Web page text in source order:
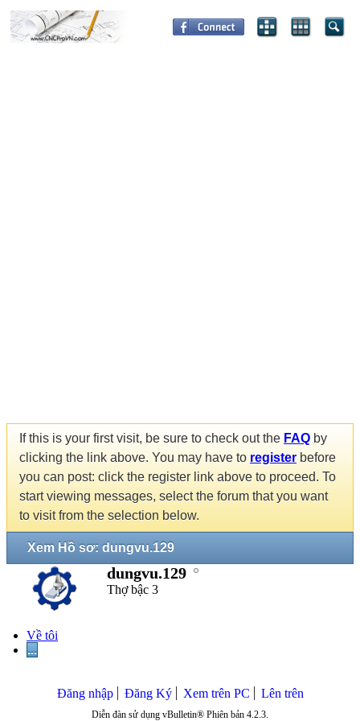
If this is your first visit, be sure to check out the FAQ by
clicking the link above. You may have to register before
you can post: click the register link above to proceed. To
start viewing messages, select the forum that you want
to visit from the selection below.
Xem Hồ sơ: dungvu.129
dungvu.129
Thợ bậc 3
Về tôi
...
Đăng nhập Đăng Ký Xem trên PC Lên trên
Diễn đàn sử dụng vBulletin® Phiên bản 4.2.3.